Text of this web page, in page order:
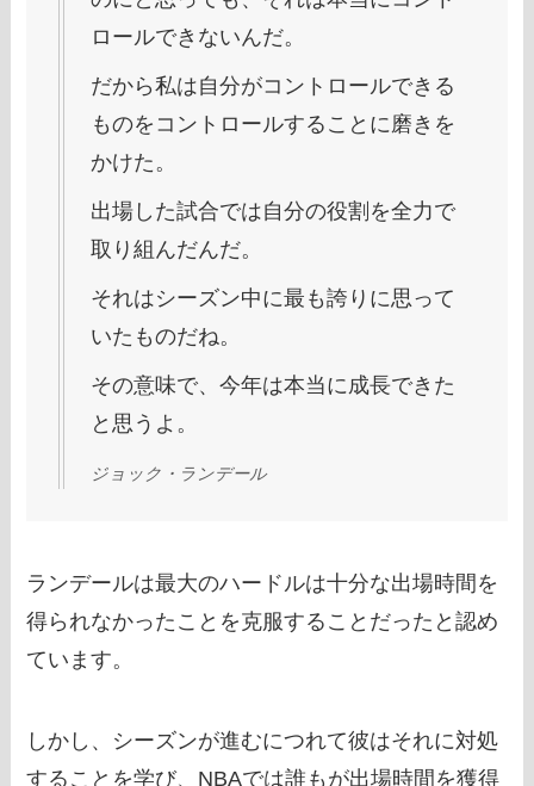
ロールできないんだ。
だから私は自分がコントロールできる
ものをコントロールすることに磨きを
かけた。
出場した試合では自分の役割を全力で
取り組んだんだ。
それはシーズン中に最も誇りに思って
いたものだね。
その意味で、今年は本当に成長できた
と思うよ。
ジョック・ランデール
ランデールは最大のハードルは十分な出場時間を
得られなかったことを克服することだったと認め
ています。
しかし、シーズンが進むにつれて彼はそれに対処
することを学び、NBAでは誰もが出場時間を獲得